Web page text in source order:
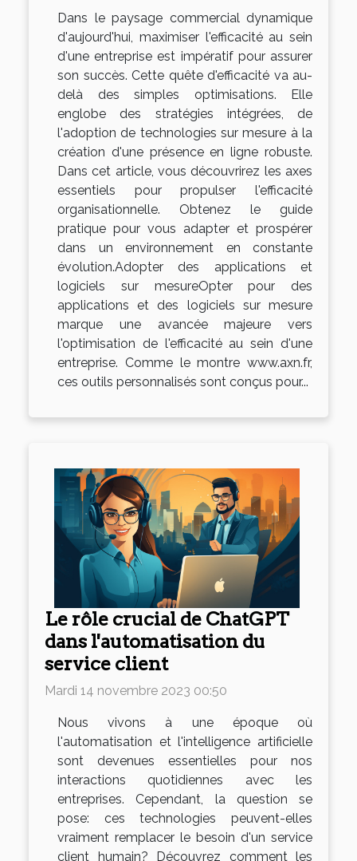
Dans le paysage commercial dynamique
d'aujourd'hui, maximiser l'efficacité au sein
d'une entreprise est impératif pour assurer
son succès. Cette quête d'efficacité va au-
delà des simples optimisations. Elle
englobe des stratégies intégrées, de
l'adoption de technologies sur mesure à la
création d'une présence en ligne robuste.
Dans cet article, vous découvrirez les axes
essentiels pour propulser l'efficacité
organisationnelle. Obtenez le guide
pratique pour vous adapter et prospérer
dans un environnement en constante
évolution.Adopter des applications et
logiciels sur mesureOpter pour des
applications et des logiciels sur mesure
marque une avancée majeure vers
l'optimisation de l'efficacité au sein d'une
entreprise. Comme le montre www.axn.fr,
ces outils personnalisés sont conçus pour...
Le rôle crucial de ChatGPT
dans l'automatisation du
service client
Mardi 14 novembre 2023 00:50
Nous vivons à une époque où
l'automatisation et l'intelligence artificielle
sont devenues essentielles pour nos
interactions quotidiennes avec les
entreprises. Cependant, la question se
pose: ces technologies peuvent-elles
vraiment remplacer le besoin d'un service
client humain? Découvrez comment les